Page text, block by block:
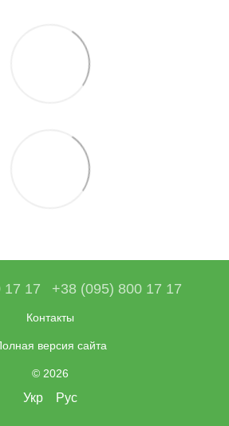
17 17 +38 (095) 800 17 17
Контакты
версия сайта
© 2026
Укр Рус